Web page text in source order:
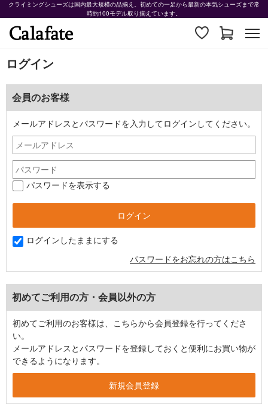
クライミングシューズは国内最大規模の品揃え。初めての一足から最新の本気シューズまで常
時約100モデル取り揃えています。
ログイン
会員のお客様
メールアドレスとパスワードを入力してログインしてください。
パスワードを表示する
ログインしたままにする
パスワードをお忘れの方はこちら
初めてご利用の方・会員以外の方
初めてご利用のお客様は、こちらから会員登録を行ってくださ
い。
メールアドレスとパスワードを登録しておくと便利にお買い物が
できるようになります。